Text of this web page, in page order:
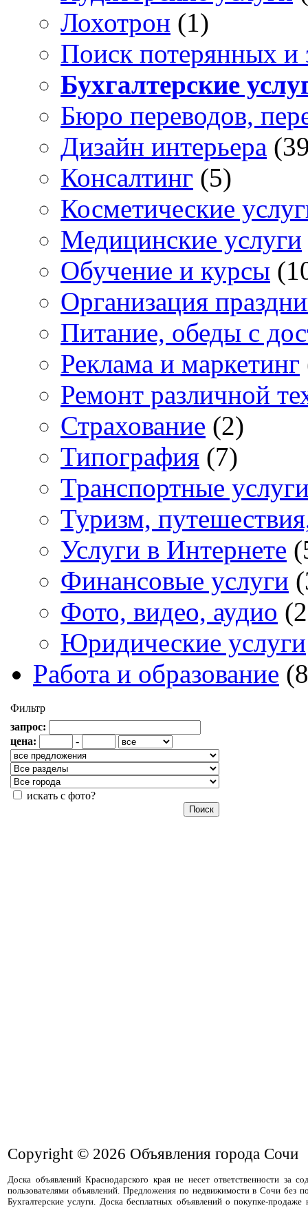
Лохотрон (1)
Поиск потерянных
Бухгалтерские
Бюро переводов,
Дизайн интерьера
Консалтинг (5)
Косметические
Медицинские услуги
Обучение и курсы
Организация
Питание, обеды с
Реклама и маркетинг
Ремонт различной
Страхование (2)
Типография (7)
Транспортные
Туризм,
Услуги в Интернете
Финансовые услуги
Фото, видео, аудио
Юридические услуги
Работа и образование
Фильтр
запрос:
цена:
-
искать с фото?
Copyright © 2026 Объявления города Сочи
Доска объявлений Краснодарского края не несет ответственности за
пользователями объявлений. Предложения по недвижимости в Сочи без
Бухгалтерские услуги. Доска бесплатных объявлений о покупке-